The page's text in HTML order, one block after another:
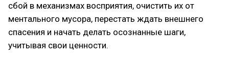
сбой в механизмах восприятия, очистить их от
ментального мусора, перестать ждать внешнего
спасения и начать делать осознанные шаги,
учитывая свои ценности.